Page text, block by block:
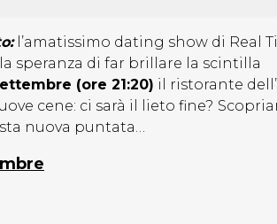
l’amatissimo dating show di Real
speranza di far brillare la scintilla
(ore 21:20) il ristorante
cene: ci sarà il lieto fine?
nuova puntata…